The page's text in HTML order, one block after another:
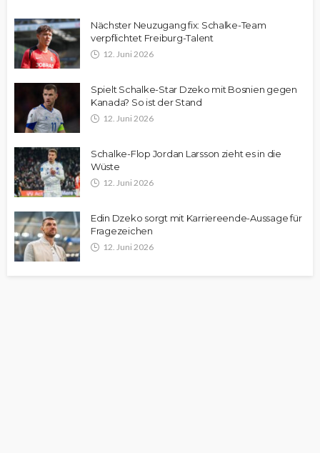
Nächster Neuzugang fix: Schalke-Team
verpflichtet Freiburg-Talent
12. Juni 2026
Spielt Schalke-Star Dzeko mit Bosnien gegen
Kanada? So ist der Stand
12. Juni 2026
Schalke-Flop Jordan Larsson zieht es in die
Wüste
12. Juni 2026
Edin Dzeko sorgt mit Karriereende-Aussage für
Fragezeichen
12. Juni 2026